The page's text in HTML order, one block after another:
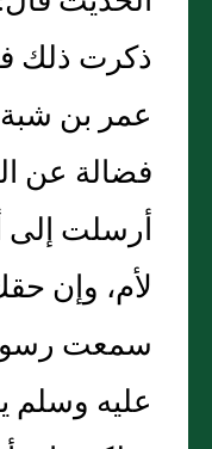
ذكرت ذلك
عمر بن
فضالة عن
أرسلت إلى
لأم، وإن
سمعت
عليه وسلم